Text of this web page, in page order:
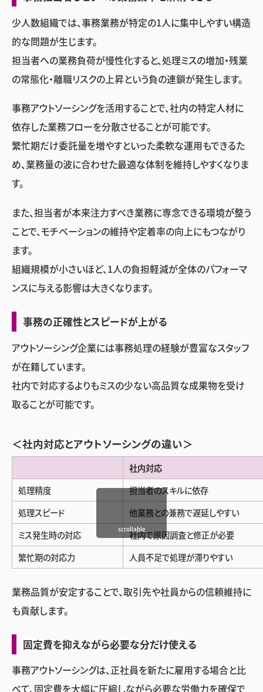
少人数組織では、事務業務が特定の1人に集中しやすい構造
的な問題が生じます。
担当者への業務負荷が慢性化すると、処理ミスの増加・残業
の常態化・離職リスクの上昇という負の連鎖が発生します。
事務アウトソーシングを活用することで、社内の特定人材に
依存した業務フローを分散させることが可能です。
繁忙期だけ委託量を増やすといった柔軟な運用もできるた
め、業務量の波に合わせた最適な体制を維持しやすくなりま
す。
また、担当者が本来注力すべき業務に専念できる環境が整う
ことで、モチベーションの維持や定着率の向上にもつながり
ます。
組織規模が小さいほど、1人の負担軽減が全体のパフォーマ
ンスに与える影響は大きくなります。
事務の正確性とスピードが上がる
アウトソーシング企業には事務処理の経験が豊富なスタッフ
が在籍しています。
社内で対応するよりもミスの少ない高品質な成果物を受け
取ることが可能です。
＜社内対応とアウトソーシングの違い＞
社内対応
処理精度
担当者のスキルに依存
処理スピード
他業務との兼務で遅延しやすい
ミス発生時の対応
社内で原因調査と修正が必要
繁忙期の対応力
人員不足で処理が滞りやすい
scrollable
業務品質が安定することで、取引先や社員からの信頼維持に
も貢献します。
固定費を抑えながら必要な分だけ使える
事務アウトソーシングは、正社員を新たに雇用する場合と比
べて、固定費を大幅に圧縮しながら必要な労働力を確保で